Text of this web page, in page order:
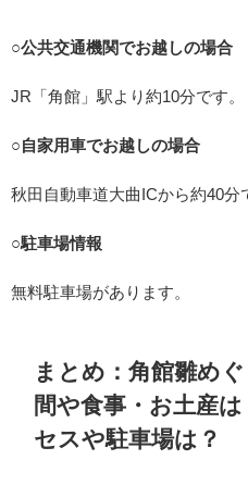
○公共交通機関でお越しの場合
JR「角館」駅より約10分です。
○自家用車でお越しの場合
秋田自動車道大曲ICから約40分
○駐車場情報
無料駐車場があります。
まとめ：角館雛め
間や食事・お土産
セスや駐車場は？